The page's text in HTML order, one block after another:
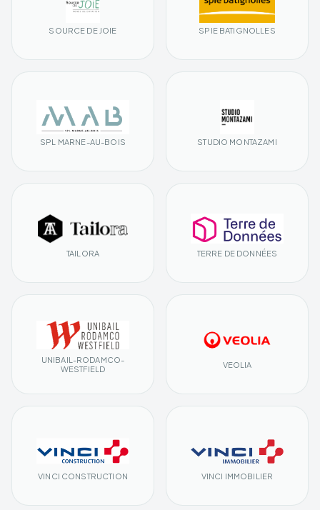
SOURCE DE JOIE SPIE BATIGNOLLES
SPL MARNE-AU-BOIS STUDIO MONTAZAMI
TAILORA TERRE DE DONNÉES
UNIBAIL-RODAMCO-
WESTFIELD
VEOLIA
VINCI CONSTRUCTION VINCI IMMOBILIER